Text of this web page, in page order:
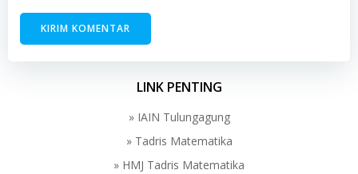
LINK PENTING
» IAIN Tulungagung
» Tadris Matematika
» HMJ Tadris Matematika